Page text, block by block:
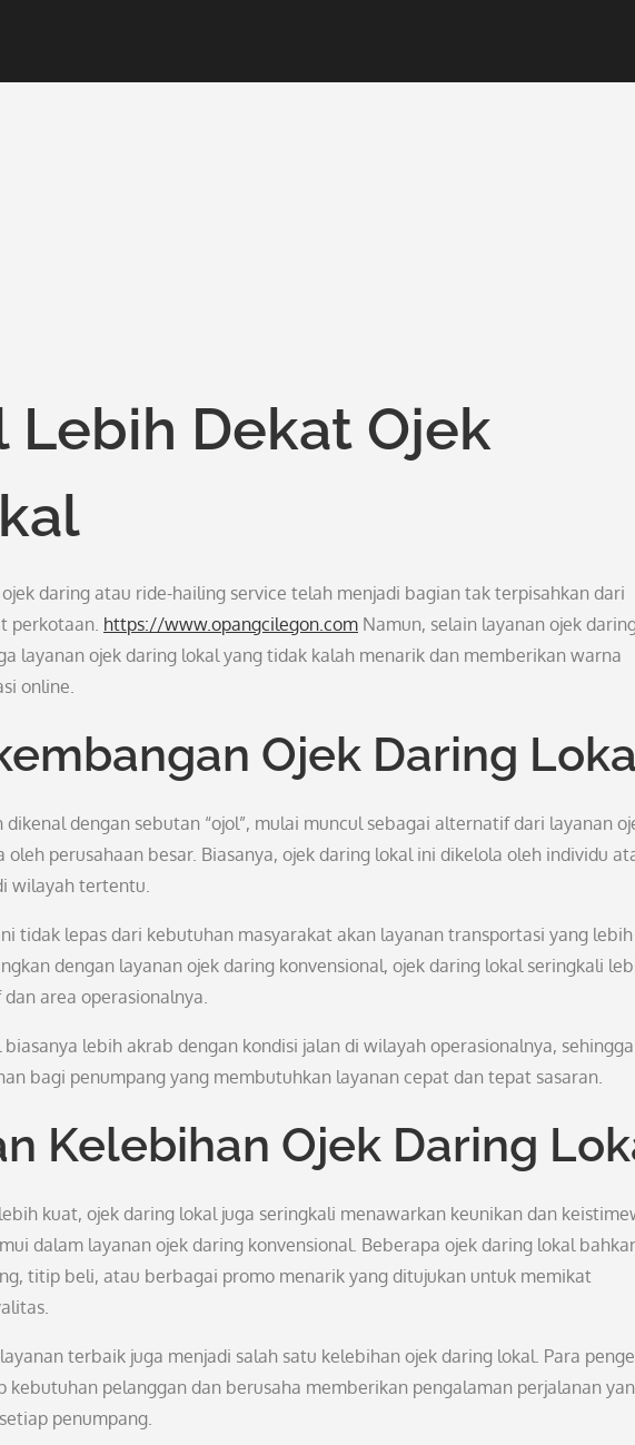
Lebih Dekat Ojek
daring atau ride-hailing service telah menjadi bagian tak terpisahkan dari
perkotaan. https://www.opangcilegon.com Namun, selain layanan ojek
layanan ojek daring lokal yang tidak kalah menarik dan memberikan warna
online.
Ojek Daring
dengan sebutan “ojol”, mulai muncul sebagai alternatif dari layanan
perusahaan besar. Biasanya, ojek daring lokal ini dikelola oleh individu
wilayah tertentu.
tidak lepas dari kebutuhan masyarakat akan layanan transportasi yang lebih
dengan layanan ojek daring konvensional, ojek daring lokal seringkali
area operasionalnya.
lebih akrab dengan kondisi jalan di wilayah operasionalnya, sehingga
bagi penumpang yang membutuhkan layanan cepat dan tepat sasaran.
Kelebihan Ojek Daring
kuat, ojek daring lokal juga seringkali menawarkan keunikan dan
dalam layanan ojek daring konvensional. Beberapa ojek daring lokal
titip beli, atau berbagai promo menarik yang ditujukan untuk memikat
terbaik juga menjadi salah satu kelebihan ojek daring lokal. Para
kebutuhan pelanggan dan berusaha memberikan pengalaman perjalanan
penumpang.